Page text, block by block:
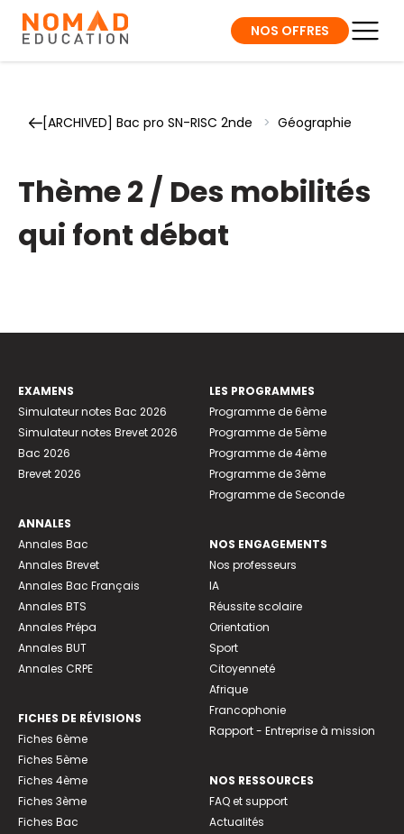
NOS OFFRES
[ARCHIVED] Bac pro SN-RISC 2nde > Géographie
Thème 2 / Des mobilités
qui font débat
EXAMENS
Simulateur notes Bac 2026
Simulateur notes Brevet 2026
Bac 2026
Brevet 2026
ANNALES
Annales Bac
Annales Brevet
Annales Bac Français
Annales BTS
Annales Prépa
Annales BUT
Annales CRPE
FICHES DE RÉVISIONS
Fiches 6ème
Fiches 5ème
Fiches 4ème
Fiches 3ème
Fiches Bac
LES PROGRAMMES
Programme de 6ème
Programme de 5ème
Programme de 4ème
Programme de 3ème
Programme de Seconde
NOS ENGAGEMENTS
Nos professeurs
IA
Réussite scolaire
Orientation
Sport
Citoyenneté
Afrique
Francophonie
Rapport - Entreprise à mission
NOS RESSOURCES
FAQ et support
Actualités